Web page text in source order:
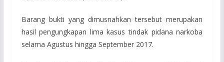
Barang bukti yang dimusnahkan tersebut merupakan
hasil pengungkapan lima kasus tindak pidana narkoba
selama Agustus hingga September 2017.